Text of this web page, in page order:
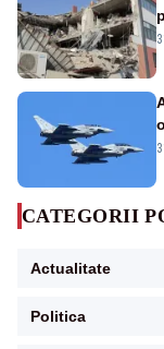
CATEGORII
Actualitate
Politica